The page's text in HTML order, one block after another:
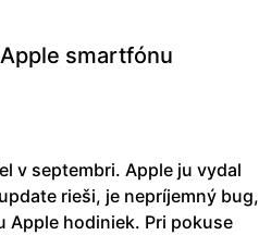
smartfónu
v septembri. Apple ju vydal
rieši, je nepríjemný bug,
hodiniek. Pri pokuse